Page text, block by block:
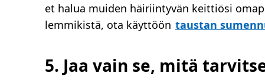
et halua muiden häiriintyvän keittiösi
lemmikistä, ota käyttöön taustan
5. Jaa vain se, mitä